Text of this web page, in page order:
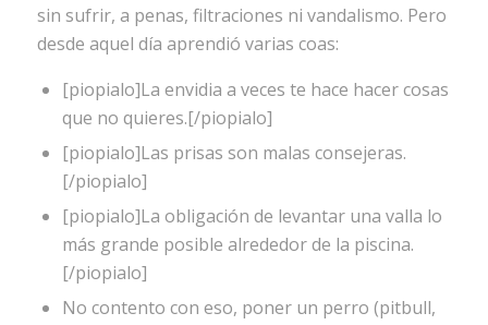
sin sufrir, a penas, filtraciones ni vandalismo. Pero
desde aquel día aprendió varias coas:
[piopialo]La envidia a veces te hace hacer cosas
que no quieres.[/piopialo]
[piopialo]Las prisas son malas consejeras.
[/piopialo]
[piopialo]La obligación de levantar una valla lo
más grande posible alrededor de la piscina.
[/piopialo]
No contento con eso, poner un perro (pitbull,